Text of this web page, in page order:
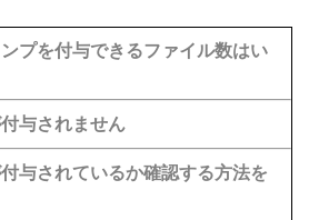
プを付与できるファイル数はい
与されません
与されているか確認する方法を